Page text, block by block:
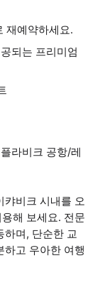
재예약하세요.
되는 프리미엄
라비크 공항/레
캬비크 시내를 오
해 보세요. 전문
하며, 단순한 교
하고 우아한 여행